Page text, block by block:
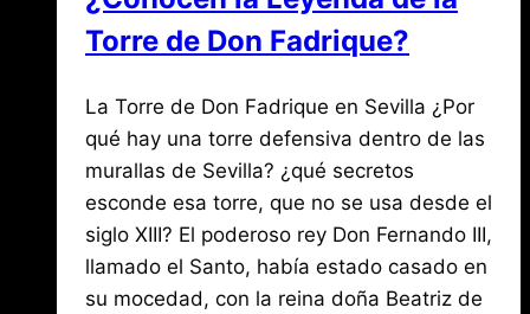
Torre de Don Fadrique?
PorJose
María
de
Mena
noviembre
2,
2020agosto
3,
2026
La Torre de Don Fadrique en Sevilla ¿Por
qué hay una torre defensiva dentro de las
murallas de Sevilla? ¿qué secretos
esconde esa torre, que no se usa desde el
siglo XIII? El poderoso rey Don Fernando III,
llamado el Santo, había estado casado en
su mocedad, con la reina doña Beatriz de